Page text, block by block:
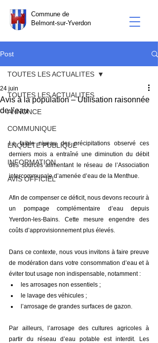
Commune de
Belmont-sur-Yverdon
Post
TOUTES LES ACTUALITES
ANNONCE
COMMUNIQUE
ENQUETE PUBLIQUE
INFORMATION
AVIS OFFICIEL
TOUTES LES ACTUALITES
Avis à la population – Utilisation raisonnée
de l’eau
24 juin
Le faible niveau des précipitations observé ces
derniers mois a entraîné une diminution du débit
des sources alimentant le réseau de l’Association
intercommunale d’amenée d’eau de la Menthue.
Afin de compenser ce déficit, nous devons recourir à
un pompage complémentaire d’eau depuis
Yverdon-les-Bains. Cette mesure engendre des
coûts d’approvisionnement plus élevés.
Dans ce contexte, nous vous invitons à faire preuve
de modération dans votre consommation d’eau et à
éviter tout usage non indispensable, notamment :
les arrosages non essentiels ;
le lavage des véhicules ;
l’arrosage de grandes surfaces de gazon.
Par ailleurs, l’arrosage des cultures agricoles à
partir du réseau d’eau potable est interdit. Les